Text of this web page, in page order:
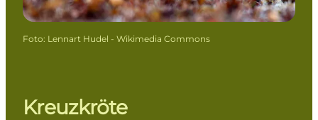
Foto: Lennart Hudel - Wikimedia Commons
Kreuzkröte